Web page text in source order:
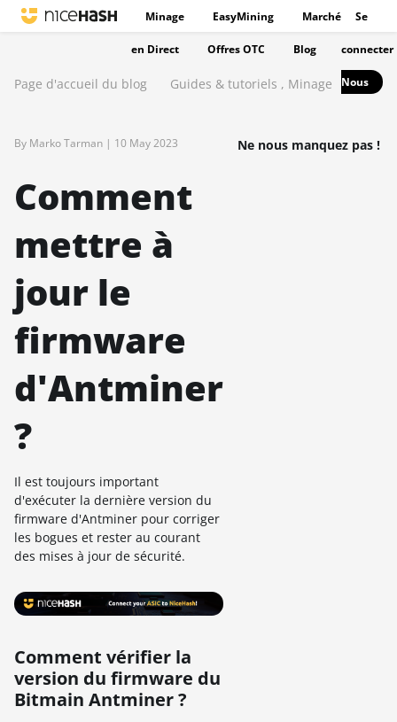
Minage EasyMining Marché
en Direct Offres OTC Blog
Se
connecter
Nous
Page d'accueil du blog Guides & tutoriels , Minage
By Marko Tarman | 10 May 2023
Comment
mettre à
jour le
firmware
d'Antminer
?
Il est toujours important
d'exécuter la dernière version du
firmware d'Antminer pour corriger
les bogues et rester au courant
des mises à jour de sécurité.
Comment vérifier la
version du firmware du
Bitmain Antminer ?
Ne nous manquez pas !